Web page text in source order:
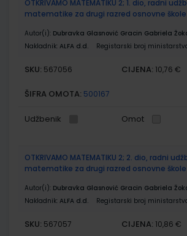
OTKRIVAMO MATEMATIKU 2; 1. dio, radni
matematike za drugi razred osnovne škole
Autor(i): Dubravka Glasnović Gracin Gabriela
Nakladnik: ALFA d.d. Registarski broj
SKU: 567056 CIJENA: 10,76 €
ŠIFRA OMOTA: 500167
Udžbenik Omot
OTKRIVAMO MATEMATIKU 2; 2. dio, radni
matematike za drugi razred osnovne škole
Autor(i): Dubravka Glasnović Gracin Gabriela
Nakladnik: ALFA d.d. Registarski broj
SKU: 567057 CIJENA: 10,86 €